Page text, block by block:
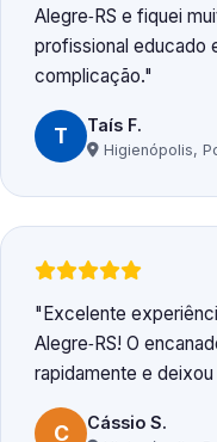
Alegre‑RS e fiquei
profissional educado
complicação.
T Taís F.
Higienópolis,
Excelente
Alegre‑RS! O
rapidamente e
C Cássio S.